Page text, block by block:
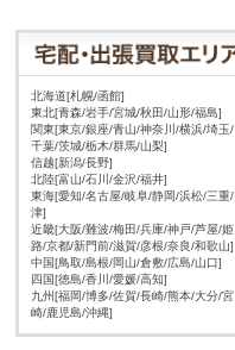
北海道[札幌/函館]
東北[青森/岩手/宮城/秋田/山形/福島]
関東[東京/銀座/青山/神奈川/横浜/埼玉/
千葉/茨城/栃木/群馬/山梨]
信越[新潟/長野]
北陸[富山/石川/金沢/福井]
東海[愛知/名古屋/岐阜/静岡/浜松/三重/
津]
近畿[大阪/難波/梅田/兵庫/神戸/芦屋/姫
路/京都/新門前/滋賀/彦根/奈良/和歌山]
中国[鳥取/島根/岡山/倉敷/広島/山口]
四国[徳島/香川/愛媛/高知]
九州[福岡/博多/佐賀/長崎/熊本/大分/宮
崎/鹿児島/沖縄]